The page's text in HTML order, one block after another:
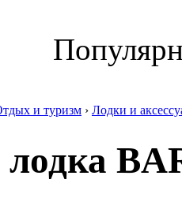
и туризм › Лодки и